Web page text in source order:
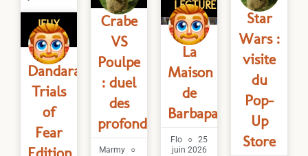
JEUX
VIDÉO
Dandara:
Trials
of
Fear
Crabe
VS
Poulpe
: duel
des
profondeurs
Marmy
LECTURE
La
Maison
de
Barbapapa
Flo
25
juin 2026
Star
Wars :
visite
du
Pop-
Up
Store